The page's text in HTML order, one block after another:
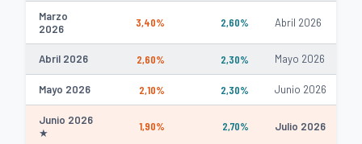
Marzo
2026
3,40% 2,60% Abril 2026
Abril 2026 2,60% 2,30% Mayo 2026
Mayo 2026 2,10% 2,30% Junio 2026
Junio 2026
★
1,90% 2,70% Julio 2026